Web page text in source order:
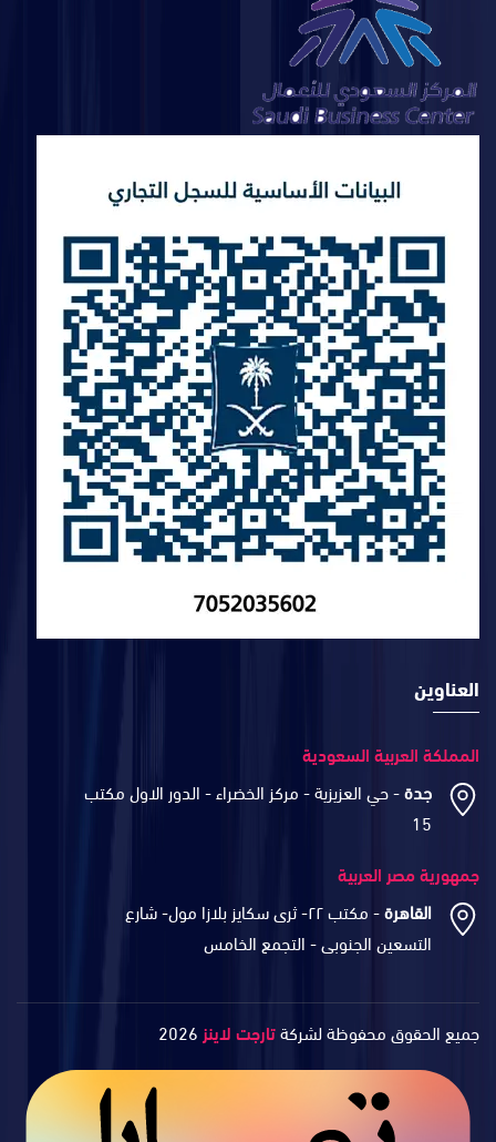
العناوين
المملكة العربية السعودية
جدة- حي العزيزية - مركز الخضراء - الدور الاول مكتب
15
جمهورية مصر العربية
القاهرة
- مكتب ٢٢- ثرى سكايز بلازا مول- شارع
التسعين الجنوبى - التجمع الخامس
جميع الحقوق محفوظة لشركةتارجت لاينز 2026